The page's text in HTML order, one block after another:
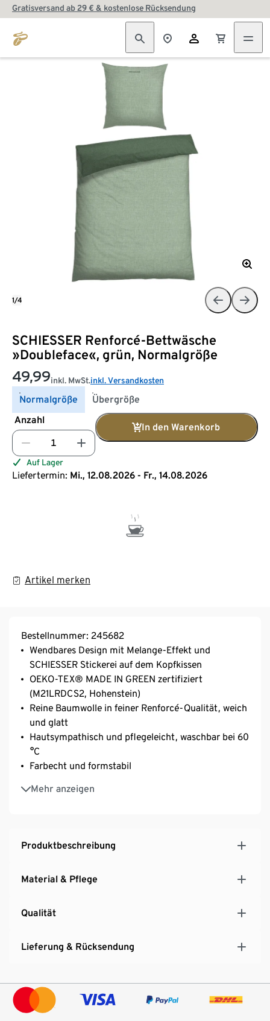
Gratisversand ab 29 € & kostenlose Rücksendung
SCHIESSER Renforcé-Bettwäsche
»Doubleface«, grün, Normalgröße
49,99inkl. MwSt.inkl. Versandkosten
Normalgröße
Übergröße
Anzahl
In den Warenkorb
Auf Lager
Liefertermin: Mi., 12.08.2026 - Fr., 14.08.2026
Artikel merken
1/4
Bestellnummer: 245682
Wendbares Design mit Melange-Effekt und
SCHIESSER Stickerei auf dem Kopfkissen
OEKO-TEX® MADE IN GREEN zertifiziert
(M21LRDCS2, Hohenstein)
Reine Baumwolle in feiner Renforcé-Qualität, weich
und glatt
Hautsympathisch und pflegeleicht, waschbar bei 60
°C
Farbecht und formstabil
Mehr anzeigen
Verdeckter YKK-Reißverschluss
Produktbeschreibung
Material & Pflege
Qualität
Lieferung & Rücksendung